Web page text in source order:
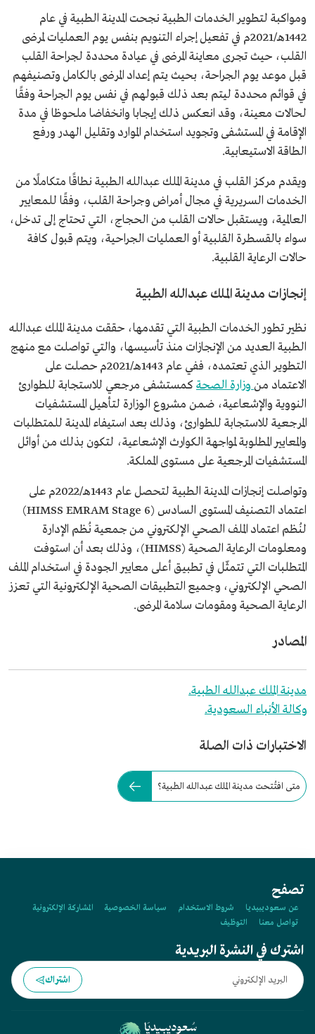
ومواكبة لتطوير الخدمات الطبية نجحت المدينة الطبية في عام
1442هـ/2021م في تفعيل إجراء التنويم بنفس يوم العمليات لمرضى
القلب، حيث تجرى معاينة المرضى في عيادة محددة لجراحة القلب
قبل موعد يوم الجراحة، بحيث يتم إعداد المرضى بالكامل وتصنيفهم
في قوائم محددة ليتم بعد ذلك قبولهم في نفس يوم الجراحة وفقًا
لحالات معينة، وقد انعكس ذلك إيجابا وانخفاضا ملحوظا في مدة
الإقامة في المستشفى وتجويد استخدام الموارد وتقليل الهدر ورفع
الطاقة الاستيعابية.
ويقدم مركز القلب في مدينة الملك عبدالله الطبية نطاقًا متكاملًا من
الخدمات السريرية في مجال أمراض وجراحة القلب، وفقًا للمعايير
العالمية، ويستقبل حالات القلب من الحجاج، التي تحتاج إلى تدخل،
سواء بالقسطرة القلبية أو العمليات الجراحية، ويتم قبول كافة
حالات الرعاية القلبية.
إنجازات مدينة الملك عبدالله الطبية
نظير تطور الخدمات الطبية التي تقدمها، حققت مدينة الملك عبدالله
الطبية العديد من الإنجازات منذ تأسيسها، والتي تواصلت مع منهج
التطوير الذي تعتمده، ففي عام 1443هـ/2021م حصلت على
الاعتماد من وزارة الصحة كمستشفى مرجعي للاستجابة للطوارئ
النووية والإشعاعية، ضمن مشروع الوزارة لتأهيل المستشفيات
المرجعية للاستجابة للطوارئ، وذلك بعد استيفاء المدينة للمتطلبات
والمعايير المطلوبة لمواجهة الكوارث الإشعاعية، لتكون بذلك من أوائل
المستشفيات المرجعية على مستوى المملكة.
وتواصلت إنجازات المدينة الطبية لتحصل عام 1443هـ/2022م على
اعتماد التصنيف المستوى السادس (HIMSS EMRAM Stage 6)
لنُظم اعتماد الملف الصحي الإلكتروني من جمعية نُظم الإدارة
ومعلومات الرعاية الصحية (HIMSS)، وذلك بعد أن استوفت
المتطلبات التي تتمثّل في تطبيق أعلى معايير الجودة في استخدام الملف
الصحي الإلكتروني، وجميع التطبيقات الصحية الإلكترونية التي تعزز
الرعاية الصحية ومقومات سلامة المرضى.
المصادر
مدينة الملك عبدالله الطبية.
وكالة الأنباء السعودية.
الاختبارات ذات الصلة
متى افتُتحت مدينة الملك عبدالله الطبية؟
تصفح
عن سعوديبيديا شروط الاستخدام سياسة الخصوصية
المشاركة الإلكترونية
تواصل معنا
التوظيف
اشترك في النشرة البريدية
اشتراك